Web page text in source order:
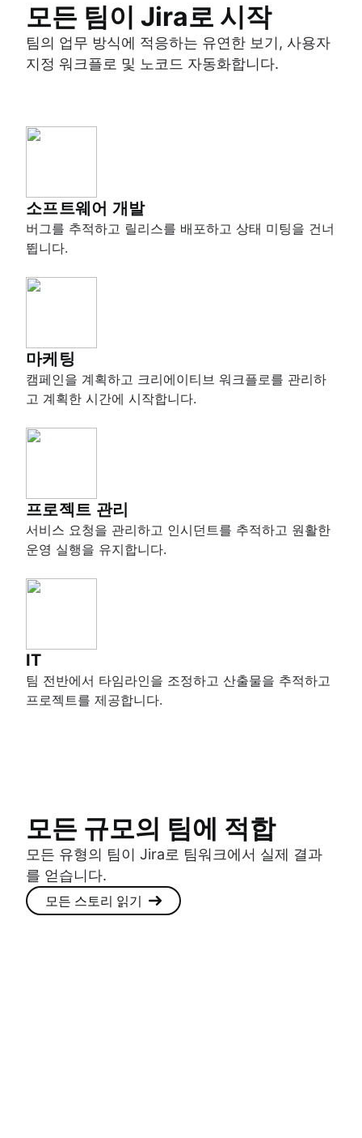
모든 팀이 Jira로 시작
팀의 업무 방식에 적응하는 유연한 보기, 사용자
지정 워크플로 및 노코드 자동화합니다.
소프트웨어 개발
버그를 추적하고 릴리스를 배포하고 상태 미팅을 건너
뜁니다.
마케팅
캠페인을 계획하고 크리에이티브 워크플로를 관리하
고 계획한 시간에 시작합니다.
프로젝트 관리
서비스 요청을 관리하고 인시던트를 추적하고 원활한
운영 실행을 유지합니다.
IT
팀 전반에서 타임라인을 조정하고 산출물을 추적하고
프로젝트를 제공합니다.
모든 규모의 팀에 적합
모든 유형의 팀이 Jira로 팀워크에서 실제 결과
를 얻습니다.
모든 스토리 읽기